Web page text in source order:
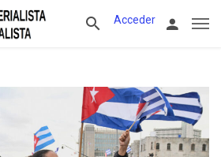
Acceder